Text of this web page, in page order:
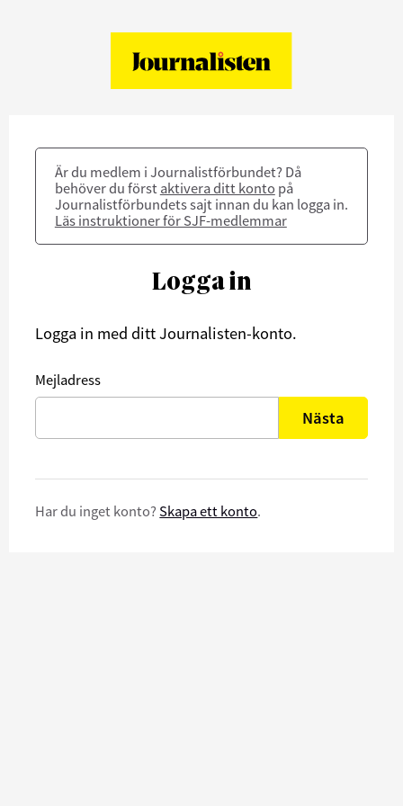
Är du medlem i Journalistförbundet? Då
behöver du först aktivera ditt konto på
Journalistförbundets sajt innan du kan logga in.
Läs instruktioner för SJF-medlemmar
Logga in
Logga in med ditt Journalisten-konto.
Mejladress
Nästa
Har du inget konto? Skapa ett konto.